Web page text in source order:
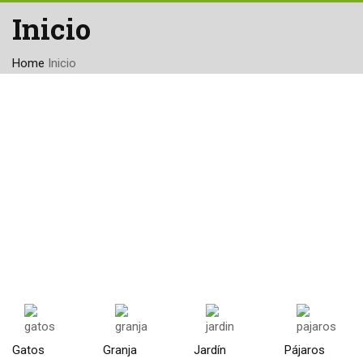
Inicio
Home Inicio
Gatos Granja Jardín Pájaros